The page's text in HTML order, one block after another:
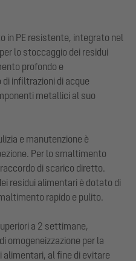
in PE resistente, integrato nel
lo stoccaggio dei residui
profondo e
infiltrazioni di acque
metallici al suo
e manutenzione è
Per lo smaltimento
di scarico diretto.
residui alimentari è dotato di
rapido e pulito.
a 2 settimane,
omogeneizzazione per la
alimentari, al fine di evitare